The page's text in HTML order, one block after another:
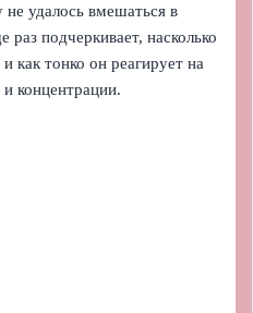
удалось вмешаться в
раз подчеркивает, насколько
как тонко он реагирует на
концентрации.